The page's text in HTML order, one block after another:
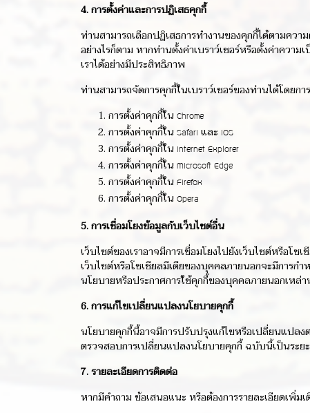
4. การตั้งค่าและการปฏิเสธคุกกี้
ท่านสามารถเลือกปฏิเสธการทำงานของคุกกี้ได้ตามคว
อย่างไรก็ตาม หากท่านตั้งค่าเบราว์เซอร์หรือตั้งค่าคว
เราได้อย่างมีประสิทธิภาพ
ท่านสามารถจัดการคุกกี้ในเบราว์เซอร์ของท่านได้โดยก
การตั้งค่าคุกกี้ใน Chrome
การตั้งค่าคุกกี้ใน Safari และ iOS
การตั้งค่าคุกกี้ใน Internet Explorer
การตั้งค่าคุกกี้ใน Microsoft Edge
การตั้งค่าคุกกี้ใน Firefox
การตั้งค่าคุกกี้ใน Opera
5. การเชื่อมโยงข้อมูลกับเว็บไซต์อื่น
เว็บไซต์ของเราอาจมีการเชื่อมโยงไปยังเว็บไซต์หรือโ
เว็บไซต์หรือโซเชียลมีเดียของบุคคลภายนอกจะมีการ
นโยบายหรือประกาศการใช้คุกกี้ของบุคคลภายนอกเหล่
6. การแก้ไขเปลี่ยนแปลงนโยบายคุกกี้
นโยบายคุกกี้นี้อาจมีการปรับปรุงแก้ไขหรือเปลี่ยนแปล
ตรวจสอบการเปลี่ยนแปลงนโยบายคุกกี้ ฉบับนี้เป็นระย
7. รายละเอียดการติดต่อ
หากมีคำถาม ข้อเสนอแนะ หรือต้องการรายละเอียดเ